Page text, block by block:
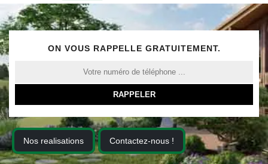
ON VOUS RAPPELLE GRATUITEMENT.
Nos realisations Contactez-nous !